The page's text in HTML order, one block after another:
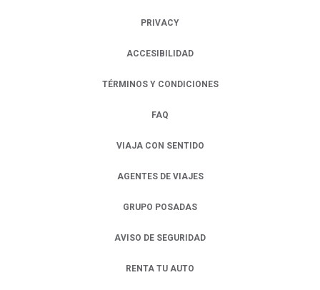
PRIVACY
OPENS IN A NEW TAB.
ACCESIBILIDAD
TÉRMINOS Y CONDICIONES
FAQ
VIAJA CON SENTIDO
AGENTES DE VIAJES
GRUPO POSADAS
AVISO DE SEGURIDAD
RENTA TU AUTO
OPENS IN A NEW TAB.